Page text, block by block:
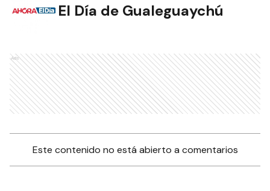
El Día de Gualeguaychú
NOTAS RELACIONADAS
Que loco, Un nuevo
femicidio: asesinó y se